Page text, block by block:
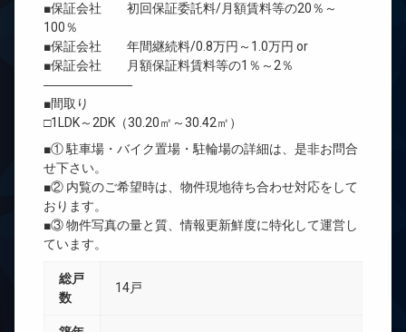
■保証会社 初回保証委託料/月額賃料等の20％～
100％
■保証会社 年間継続料/0.8万円～1.0万円 or
■保証会社 月額保証料賃料等の1％～2％
―――――――
■間取り
□1LDK～2DK（30.20㎡～30.42㎡）
■① 駐車場・バイク置場・駐輪場の詳細は、是非お問合
せ下さい。
■② 内覧のご希望時は、物件現地待ち合わせ対応をして
おります。
■③ 物件写真の量と質、情報更新鮮度に特化して運営し
ています。
総戸
数
14戸